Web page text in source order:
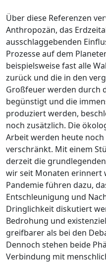
Über diese Referenzen
Anthropozän, das
ausschlaggebenden
Prozesse auf dem
beispielsweise fast alle
zurück und die in den
Großfeuer werden durch
begünstigt und die
produziert werden,
noch zusätzlich. Die
Arbeit werden heute
verschränkt. Mit einem
derzeit die
wir seit Monaten erinnert
Pandemie führen dazu,
Entschleunigung und
Dringlichkeit diskutiert
Bedrohung und
greifbarer als bei den
Dennoch stehen beide
Verbindung mit